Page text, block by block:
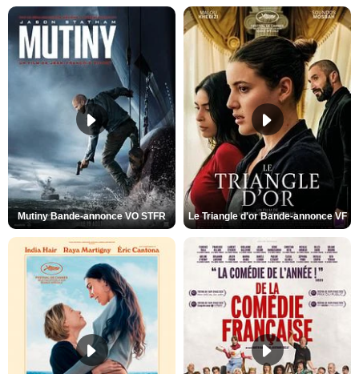
Mutiny Bande-annonce VO STFR Le Triangle d'or Bande-annonce VF